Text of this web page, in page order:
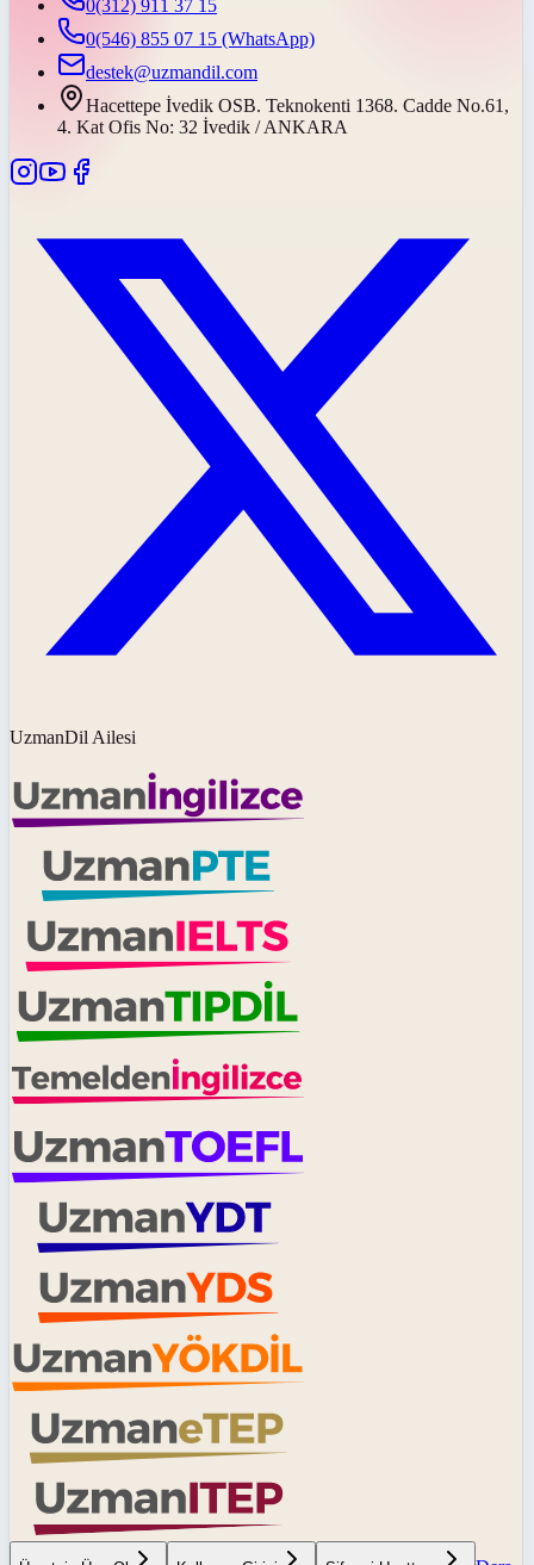
0(312) 911 37 15
0(546) 855 07 15 (WhatsApp)
destek@uzmandil.com
Hacettepe İvedik OSB. Teknokenti 1368. Cadde No.61,
4. Kat Ofis No: 32 İvedik / ANKARA
UzmanDil Ailesi